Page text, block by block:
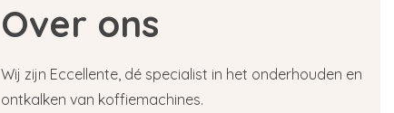
Over ons
Wij zijn Eccellente, dé specialist in het onderhouden en
ontkalken van koffiemachines.